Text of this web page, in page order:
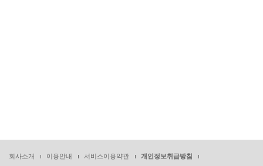
회사소개 이용안내 서비스이용약관 개인정보취급방침